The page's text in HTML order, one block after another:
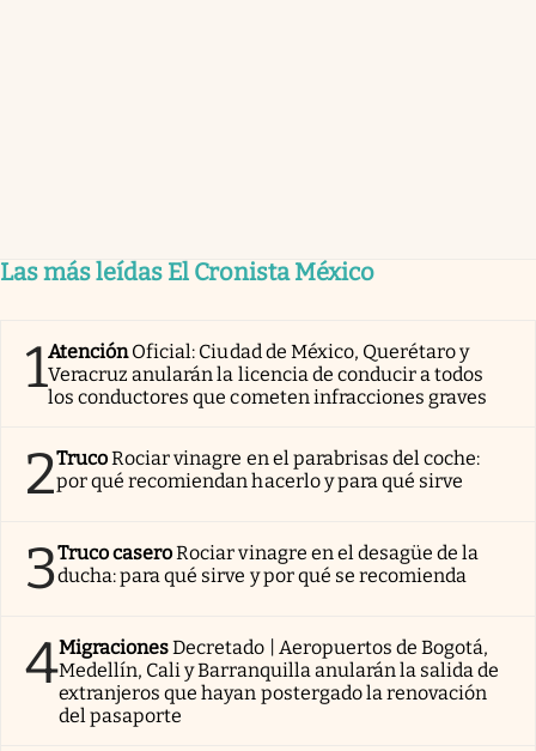
Las más leídas El Cronista México
1AtenciónOficial: Ciudad de México, Querétaro y
Veracruz anularán la licencia de conducir a todos
los conductores que cometen infracciones graves
2TrucoRociar vinagre en el parabrisas del coche:
por qué recomiendan hacerlo y para qué sirve
3Truco caseroRociar vinagre en el desagüe de la
ducha: para qué sirve y por qué se recomienda
4MigracionesDecretado | Aeropuertos de Bogotá,
Medellín, Cali y Barranquilla anularán la salida de
extranjeros que hayan postergado la renovación
del pasaporte